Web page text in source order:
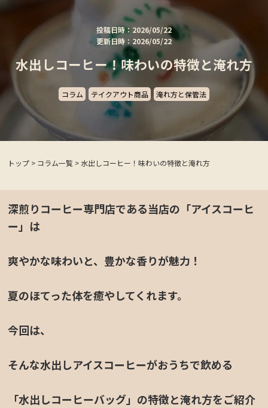
投稿日時：2026/05/22
更新日時：2026/05/22
水出しコーヒー！味わいの特徴と淹れ方
コラム テイクアウト商品 淹れ方と保管法
トップ > コラム一覧 >水出しコーヒー！味わいの特徴と淹れ方
深煎りコーヒー専門店である当店の「アイスコーヒ
ー」は
爽やかな味わいと、豊かな香りが魅力！
夏のほてった体を癒やしてくれます。
今回は、
そんな水出しアイスコーヒーがおうちで飲める
「水出しコーヒーバッグ」の特徴と淹れ方をご紹介